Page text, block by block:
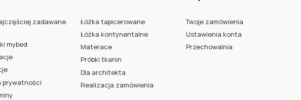
zadawane
mybed
prywatności
Łóżka tapicerowane
Łóżka kontynentalne
Materace
Próbki tkanin
Dla architekta
Realizacja zamówienia
Twoje zamówienia
Ustawienia konta
Przechowalnia